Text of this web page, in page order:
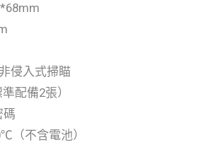
侵入式掃瞄
配備2張）
碼
（不含電池）